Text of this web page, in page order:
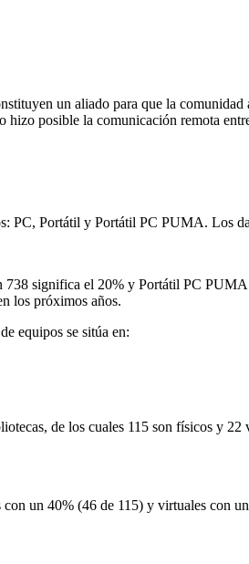
un aliado para que la
posible la comunicación remota
PC, Portátil y Portátil PC PUMA. Los
significa el 20% y Portátil PC
los próximos años.
equipos se sitúa en:
de los cuales 115 son físicos y
un 40% (46 de 115) y virtuales con